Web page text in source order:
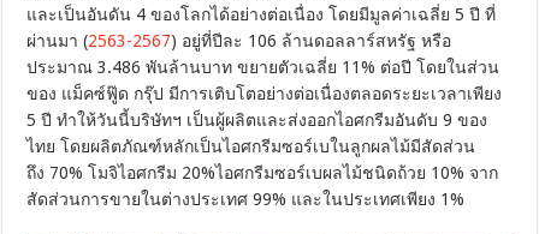
และเป็นอันดัน 4 ของโลกได้อย่างต่อเนื่อง โดยมีมูลค่าเฉลี่ย 5 ปี ที่
ผ่านมา (2563-2567) อยู่ที่ปีละ 106 ล้านดอลลาร์สหรัฐ หรือ
ประมาณ 3.486 พันล้านบาท ขยายตัวเฉลี่ย 11% ต่อปี โดยในส่วน
ของ แม็คซ์ฟู๊ด กรุ๊ป มีการเติบโตอย่างต่อเนื่องตลอดระยะเวลาเพียง
5 ปี ทำให้วันนี้บริษัทฯ เป็นผู้ผลิตและส่งออกไอศกรีมอันดับ 9 ของ
ไทย โดยผลิตภัณฑ์หลักเป็นไอศกรีมซอร์เบในลูกผลไม้มีสัดส่วน
ถึง 70% โมจิไอศกรีม 20%ไอศกรีมซอร์เบผลไม้ชนิดถ้วย 10% จาก
สัดส่วนการขายในต่างประเทศ 99% และในประเทศเพียง 1%